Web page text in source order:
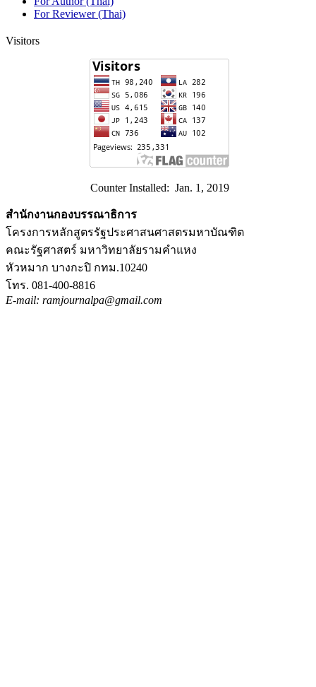
For Reviewer (Thai)
Visitors
Counter Installed: Jan. 1, 2019
สำนักงานกองบรรณาธิการ
โครงการหลักสูตรรัฐประศาสนศาสตรมหาบัณฑิต
คณะรัฐศาสตร์ มหาวิทยาลัยรามคำแหง
หัวหมาก บางกะปิ กทม.10240
โทร. 081-400-8816
E-mail: ramjournalpa@gmail.com